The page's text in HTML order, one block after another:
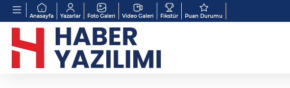
Anasayfa Yazarlar Foto Galeri Video Galeri Fikstür Puan Durumu